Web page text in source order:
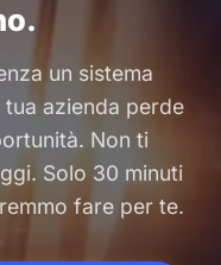
un sistema
azienda perde
Non ti
Solo 30 minuti
fare per te.